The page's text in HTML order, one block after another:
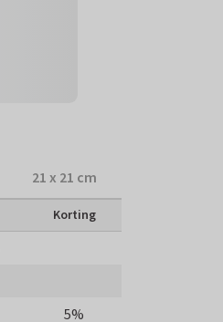
21 x 21 cm
Korting
5%